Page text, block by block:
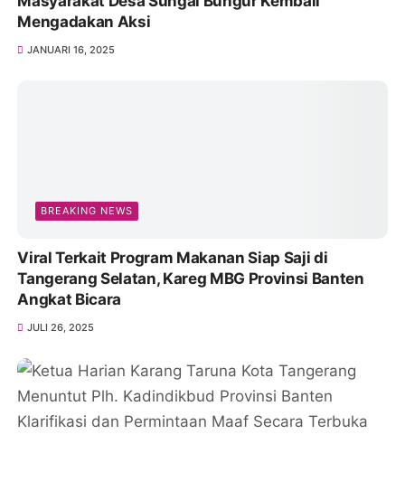
Mengadakan Aksi
JANUARI 16, 2025
BREAKING NEWS
Viral Terkait Program Makanan Siap Saji di
Tangerang Selatan, Kareg MBG Provinsi Banten
Angkat Bicara
JULI 26, 2025